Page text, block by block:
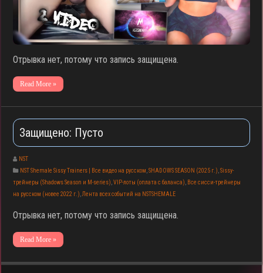
Отрывка нет, потому что запись защищена.
Read More »
Защищено: Пусто
NST
NST Shemale Sissy Trainers | Все видео на русском ,SHADOWS SEASON (2025 г.) ,Sissy-
трейнеры (Shadows Season и M-series) ,VIP-лоты (оплата с баланса)
Все сисси-трейнеры
на русском (новее 2022 г.) ,Лента всех событий на NSTSHEMALE
Отрывка нет, потому что запись защищена.
Read More »